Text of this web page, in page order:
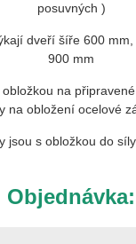
posuvných )
dveří šíře 600 mm,
900 mm
na
na obložení ocelové
jsou s obložkou do
Objednávka: